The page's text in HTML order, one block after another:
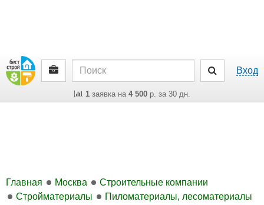
Вход
1заявка на 4 500р. за 30 дн.
Главная Москва
Строительные компании
Стройматериалы
Пиломатериалы, лесоматериалы